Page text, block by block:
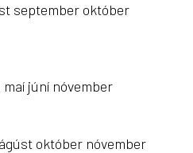
september október
maí júní nóvember
ágúst október nóvember